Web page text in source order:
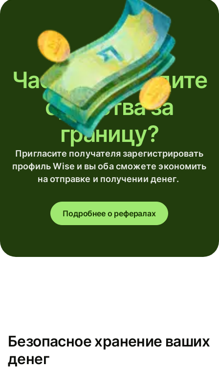
Часто переводите
средства за
границу?
Пригласите получателя зарегистрировать
профиль Wise и вы оба сможете экономить
на отправке и получении денег.
Подробнее о рефералах
Безопасное хранение ваших
денег